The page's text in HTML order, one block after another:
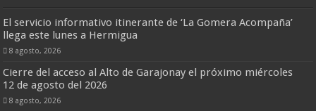
El servicio informativo itinerante de ‘La Gomera Acompaña’
llega este lunes a Hermigua
8 agosto, 2026
Cierre del acceso al Alto de Garajonay el próximo miércoles
12 de agosto del 2026
8 agosto, 2026